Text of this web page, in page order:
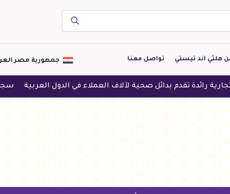
هلثي اند تيستي تواصل معنا جمهورية مصر العربية
تقدم بدائل صحية لآلاف العملاء في الدول العربية سجل حساب